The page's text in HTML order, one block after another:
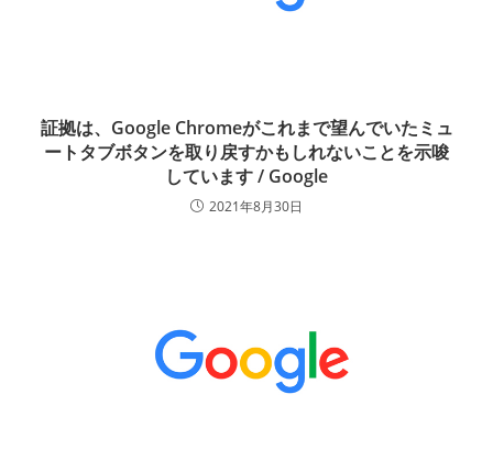
証拠は、Google Chromeがこれまで望んでいたミュ
ートタブボタンを取り戻すかもしれないことを示唆
しています / Google
2021年8月30日